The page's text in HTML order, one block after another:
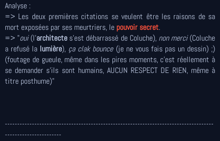
Analyse :
=> Les deux premières citations se veulent être les raisons de sa
mort exposées par ses meurtriers, le pouvoir secret.
=> "oui(l'architecte s'est débarrassé de Coluche), non merci(Coluche
a refusé la lumière), ça clak bounce(je ne vous fais pas un dessin) ;)
(foutage de gueule, même dans les pires moments, c'est réellement à
se demander s'ils sont humains, AUCUN RESPECT DE RIEN, même à
titre posthume)"
-------------------------------------------------------------------------------------
-----------------------